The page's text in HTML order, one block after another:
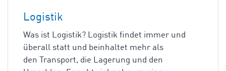
Logistik
Was ist Logistik? Logistik findet immer und
überall statt und beinhaltet mehr als
den Transport, die Lagerung und den